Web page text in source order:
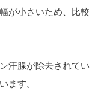
が小さいため、比較
汗腺が除去されてい
ます。